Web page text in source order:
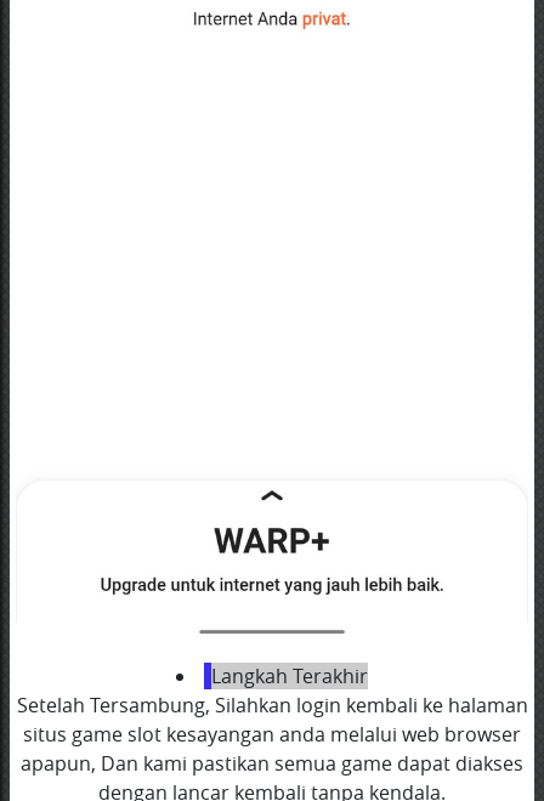
Langkah Terakhir
Setelah Tersambung, Silahkan login kembali ke halaman
situs game slot kesayangan anda melalui web browser
apapun, Dan kami pastikan semua game dapat diakses
dengan lancar kembali tanpa kendala.